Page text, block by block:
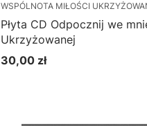
WSPÓLNOTA MIŁOŚCI
Płyta CD Odpocznij we
Ukrzyżowanej
Cena
30,00 zł